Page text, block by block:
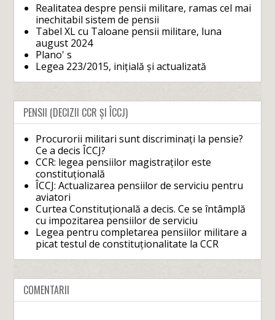
Realitatea despre pensii militare, ramas cel mai
inechitabil sistem de pensii
Tabel XL cu Taloane pensii militare, luna
august 2024
Plano' s
Legea 223/2015, inițială și actualizată
PENSII (DECIZII CCR ȘI ÎCCJ)
Procurorii militari sunt discriminați la pensie?
Ce a decis ÎCCJ?
CCR: legea pensiilor magistraților este
constituțională
ÎCCJ: Actualizarea pensiilor de serviciu pentru
aviatori
Curtea Constituțională a decis. Ce se întâmplă
cu impozitarea pensiilor de serviciu
Legea pentru completarea pensiilor militare a
picat testul de constituționalitate la CCR
COMENTARII